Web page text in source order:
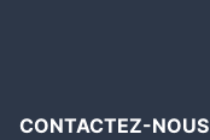
CONTACTEZ-NOUS